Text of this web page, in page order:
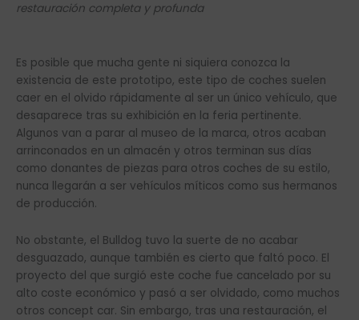
restauración completa y profunda
Es posible que mucha gente ni siquiera conozca la
existencia de este prototipo, este tipo de coches suelen
caer en el olvido rápidamente al ser un único vehículo, que
desaparece tras su exhibición en la feria pertinente.
Algunos van a parar al museo de la marca, otros acaban
arrinconados en un almacén y otros terminan sus días
como donantes de piezas para otros coches de su estilo,
nunca llegarán a ser vehículos míticos como sus hermanos
de producción.
No obstante, el Bulldog tuvo la suerte de no acabar
desguazado, aunque también es cierto que faltó poco. El
proyecto del que surgió este coche fue cancelado por su
alto coste económico y pasó a ser olvidado, como muchos
otros concept car. Sin embargo, tras una restauración, el